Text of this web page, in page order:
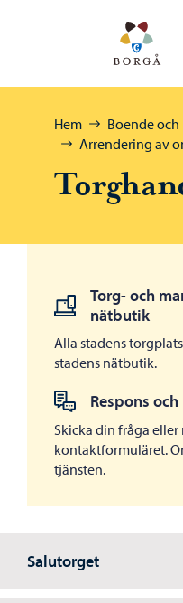
Bläddra:
Hem
Boende
Arrendering av
Torg- och
nätbutik
Alla stadens
stadens nätbutik.
Respons
Skicka din fråga
kontaktformuläret.
tjänsten.
Salutorget